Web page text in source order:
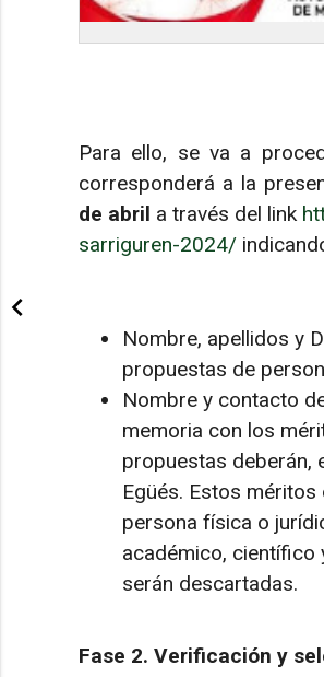
Para ello, se va a
corresponderá a la
de abril a través del link
sarriguren-2024/
Nombre, apellidos y
propuestas de
Nombre y contacto
memoria con los
propuestas deberán,
Egüés. Estos
persona física o
académico, científico
serán descartadas.
Fase 2. Verificación y